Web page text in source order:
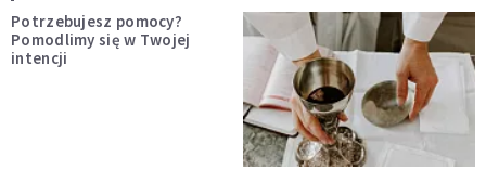
Potrzebujesz pomocy?
Pomodlimy się w Twojej
intencji